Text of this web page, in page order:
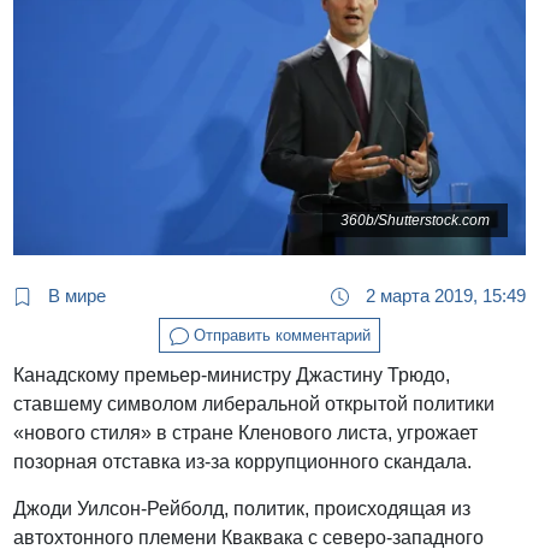
360b/Shutterstock.com
В мире 2 марта 2019, 15:49
Отправить комментарий
Канадскому премьер-министру Джастину Трюдо,
ставшему символом либеральной открытой политики
«нового стиля» в стране Кленового листа, угрожает
позорная отставка из-за коррупционного скандала.
Джоди Уилсон-Рейболд, политик, происходящая из
автохтонного племени Кваквака с северо-западного